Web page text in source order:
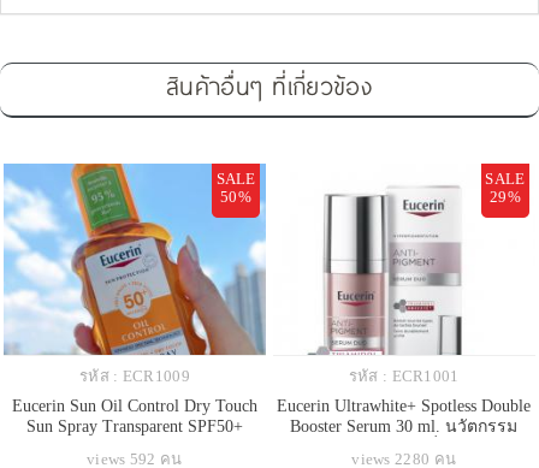
สินค้าอื่นๆ ที่เกี่ยวข้อง
SALE
50%
รหัส : ECR1009
Eucerin Sun Oil Control Dry Touch
Sun Spray Transparent SPF50+
views 592 คน
SALE
29%
รหัส : ECR1001
Eucerin Ultrawhite+ Spotless Double
Booster Serum 30 ml. นวัตกรรม
views 2280 คน